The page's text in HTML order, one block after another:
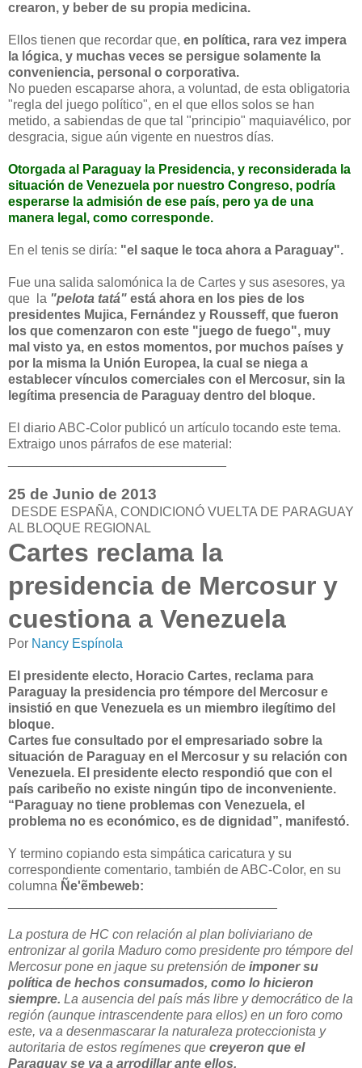
crearon, y beber de su propia medicina.
Ellos tienen que recordar que, en política, rara vez impera
la lógica, y muchas veces se persigue solamente la
conveniencia, personal o corporativa.
No pueden escaparse ahora, a voluntad, de esta obligatoria
"regla del juego político", en el que ellos solos se han
metido, a sabiendas de que tal "principio" maquiavélico, por
desgracia, sigue aún vigente en nuestros días.
Otorgada al Paraguay la Presidencia, y reconsiderada la
situación de Venezuela por nuestro Congreso, podría
esperarse la admisión de ese país, pero ya de una
manera legal, como corresponde.
En el tenis se diría: "el saque le toca ahora a Paraguay".
Fue una salida salomónica la de Cartes y sus asesores, ya
que la "pelota tatá" está ahora en los pies de los
presidentes Mujica, Fernández y Rousseff, que fueron
los que comenzaron con este "juego de fuego", muy
mal visto ya, en estos momentos, por muchos países y
por la misma la Unión Europea, la cual se niega a
establecer vínculos comerciales con el Mercosur, sin la
legítima presencia de Paraguay dentro del bloque.
El diario ABC-Color publicó un artículo tocando este tema.
Extraigo unos párrafos de ese material:
25 de Junio de 2013
DESDE ESPAÑA, CONDICIONÓ VUELTA DE PARAGUAY
AL BLOQUE REGIONAL
Cartes reclama la
presidencia de Mercosur y
cuestiona a Venezuela
Por Nancy Espínola
El presidente electo, Horacio Cartes, reclama para
Paraguay la presidencia pro témpore del Mercosur e
insistió en que Venezuela es un miembro ilegítimo del
bloque.
Cartes fue consultado por el empresariado sobre la
situación de Paraguay en el Mercosur y su relación con
Venezuela. El presidente electo respondió que con el
país caribeño no existe ningún tipo de inconveniente.
“Paraguay no tiene problemas con Venezuela, el
problema no es económico, es de dignidad”, manifestó.
Y termino copiando esta simpática caricatura y su
correspondiente comentario, también de ABC-Color, en su
columna Ñe'ẽmbeweb:
La postura de HC con relación al plan boliviariano de
entronizar al gorila Maduro como presidente pro témpore del
Mercosur pone en jaque su pretensión de imponer su
política de hechos consumados, como lo hicieron
siempre. La ausencia del país más libre y democrático de la
región (aunque intrascendente para ellos) en un foro como
este, va a desenmascarar la naturaleza proteccionista y
autoritaria de estos regímenes que creyeron que el
Paraguay se va a arrodillar ante ellos.